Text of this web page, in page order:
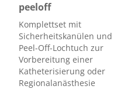
peeloff
Komplettset mit
Sicherheitskanülen und
Peel-Off-Lochtuch zur
Vorbereitung einer
Katheterisierung oder
Regionalanästhesie